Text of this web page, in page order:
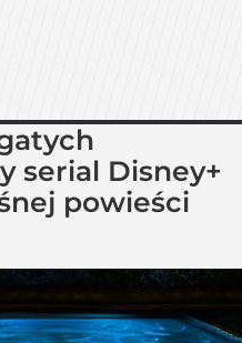
serial Disney+
powieści